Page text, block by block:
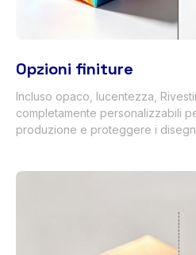
Opzioni finiture
Incluso opaco, lucentezza,
completamente personalizzabili
produzione e proteggere i